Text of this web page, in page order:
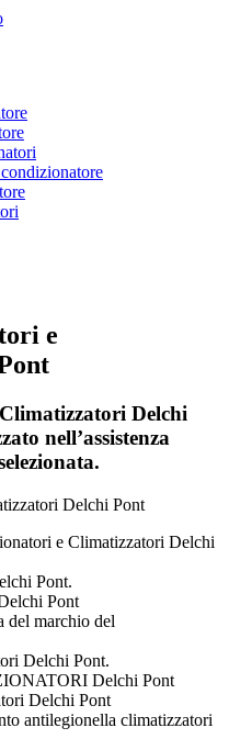
e
Delchi
nell’assistenza
e Climatizzatori Delchi
Pont.
Pont
del marchio del
Delchi Pont.
Delchi Pont
Delchi Pont
antilegionella climatizzatori